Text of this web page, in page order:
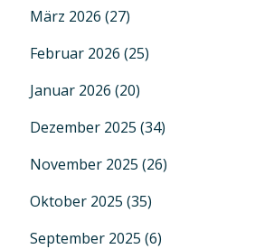
März 2026 (27)
Februar 2026 (25)
Januar 2026 (20)
Dezember 2025 (34)
November 2025 (26)
Oktober 2025 (35)
September 2025 (6)